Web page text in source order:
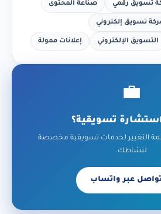
تسويق رقمي صناعة المحتوى
تسويق إلكتروني
التسويق الإلكتروني إعلانات ممولة
💼
استشارة تسويقية؟
التغيير لخدمات تسويقية مخصصة
لنشاطك.
تواصل عبر واتساب